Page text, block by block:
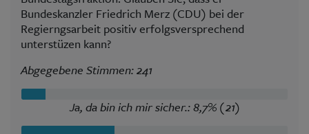
Bundeskanzler Friedrich Merz (CDU) bei der
Regierngsarbeit positiv erfolgsversprechend
unterstüzen kann?
Abgegebene Stimmen: 241
Ja, da bin ich mir sicher.: 8,7% (21)